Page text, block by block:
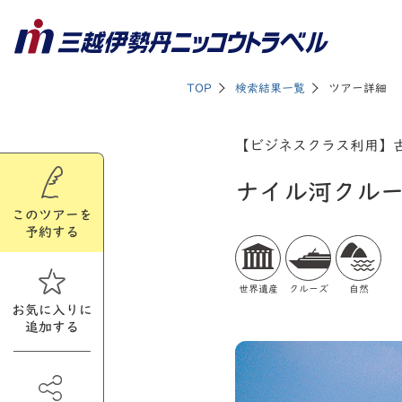
このツアーを
予約する
お気に入りに
追加する
TOP 検索結果一覧 ツアー詳細
【ビジネスクラス利用】
ナイル河クル
世界遺産 クルーズ 自然